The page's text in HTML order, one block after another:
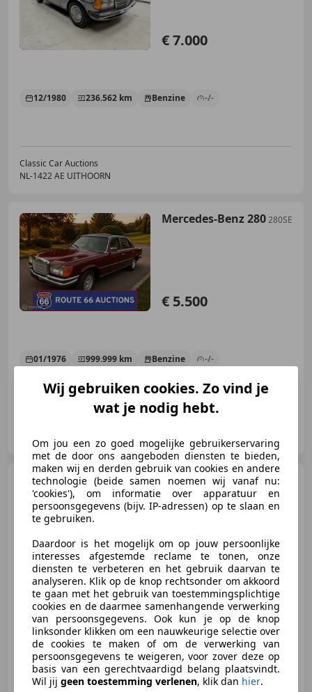
€ 7.000
12/1980 236.562 km Benzine -/-
Classic Car Auctions
NL-1422 AE UITHOORN
Mercedes-Benz 280280SE
€ 5.500
01/1976 999.999 km Benzine -/-
NL-5145 NA WAALWIJK
Mercedes-Benz 280200-
280 (W124) 230 E * WEGEN
BELASTINGVRIJ !!
€ 7.250
03/1985 183.323 km Benzine 100 kW (136 PK)
Autobedrijf Jos Priem
Wij gebruiken cookies. Zo vind je
wat je nodig hebt.
Om jou een zo goed mogelijke gebruikerservaring
met de door ons aangeboden diensten te bieden,
maken wij en derden gebruik van cookies en andere
technologie (beide samen noemen wij vanaf nu:
'cookies'), om informatie over apparatuur en
persoonsgegevens (bijv. IP-adressen) op te slaan en
te gebruiken.
Daardoor is het mogelijk om op jouw persoonlijke
interesses afgestemde reclame te tonen, onze
diensten te verbeteren en het gebruik daarvan te
analyseren. Klik op de knop rechtsonder om akkoord
te gaan met het gebruik van toestemmingsplichtige
cookies en de daarmee samenhangende verwerking
van persoonsgegevens. Ook kun je op de knop
linksonder klikken om een nauwkeurige selectie over
de cookies te maken of om de verwerking van
persoonsgegevens te weigeren, voor zover deze op
basis van een gerechtvaardigd belang plaatsvindt.
Wil jij geen toestemming verlenen, klik dan hier.